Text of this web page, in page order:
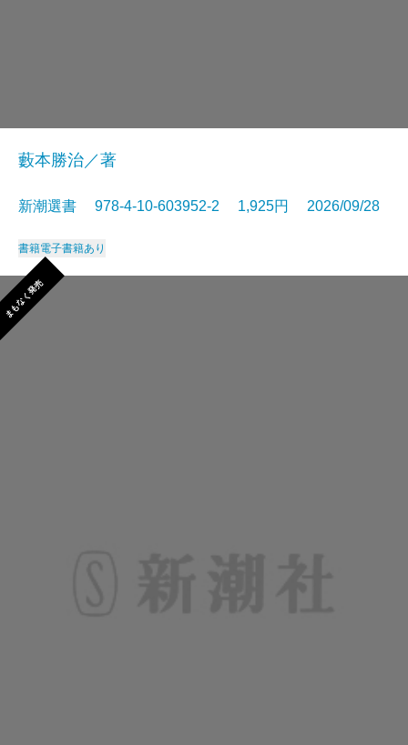
藪本勝治／著
新潮選書 978-4-10-603952-2 1,925円 2026/09/28
書籍電子書籍あり
まもなく発売